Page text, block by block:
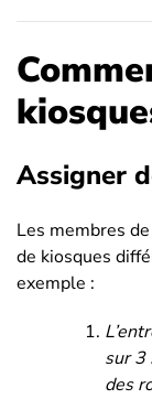
Assigner
Les membres
de kiosques
exemple :
sur 3
des